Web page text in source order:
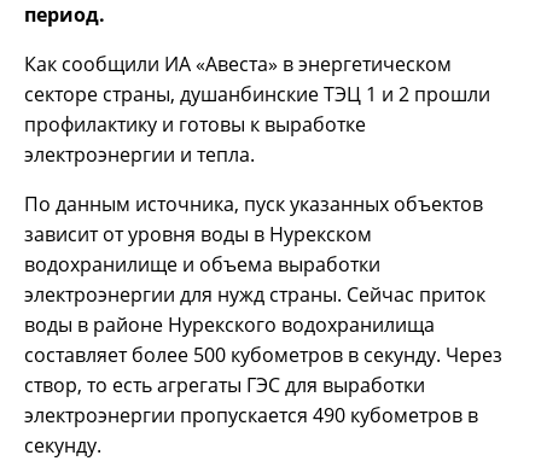
период.
Как сообщили ИА «Авеста» в энергетическом
секторе страны, душанбинские ТЭЦ 1 и 2 прошли
профилактику и готовы к выработке
электроэнергии и тепла.
По данным источника, пуск указанных объектов
зависит от уровня воды в Нурекском
водохранилище и объема выработки
электроэнергии для нужд страны. Сейчас приток
воды в районе Нурекского водохранилища
составляет более 500 кубометров в секунду. Через
створ, то есть агрегаты ГЭС для выработки
электроэнергии пропускается 490 кубометров в
секунду.